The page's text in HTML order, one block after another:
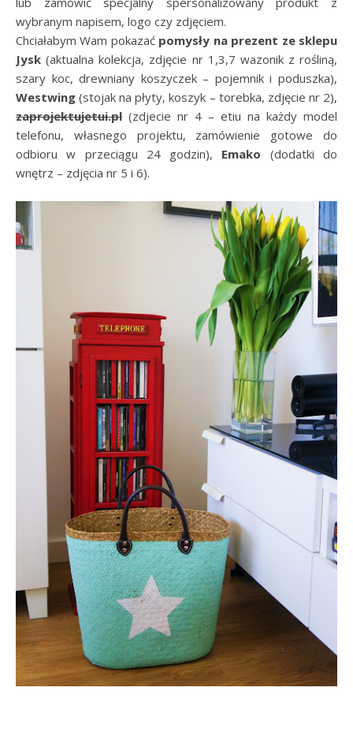
wybranym napisem, logo czy zdjęciem.
Chciałabym Wam pokazać pomysły na prezent ze sklepu
Jysk (aktualna kolekcja, zdjęcie nr 1,3,7 wazonik z rośliną,
szary koc, drewniany koszyczek – pojemnik i poduszka),
Westwing (stojak na płyty, koszyk – torebka, zdjęcie nr 2),
zaprojektujetui.pl (zdjecie nr 4 – etiu na każdy model
telefonu, własnego projektu, zamówienie gotowe do
odbioru w przeciągu 24 godzin), Emako (dodatki do
wnętrz – zdjęcia nr 5 i 6).